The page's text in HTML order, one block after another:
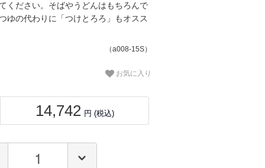
ください。そばやうどんはもちろんで
ゆの代わりに「つけとろろ」もオスス
（a008-15S）
お気に入り
14,742 円 (税込)